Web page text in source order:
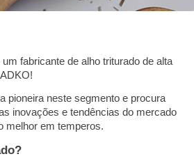
fabricante de alho triturado de alta
pioneira neste segmento e procura
inovações e tendências do mercado
melhor em temperos.